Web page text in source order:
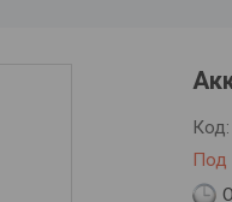
Под